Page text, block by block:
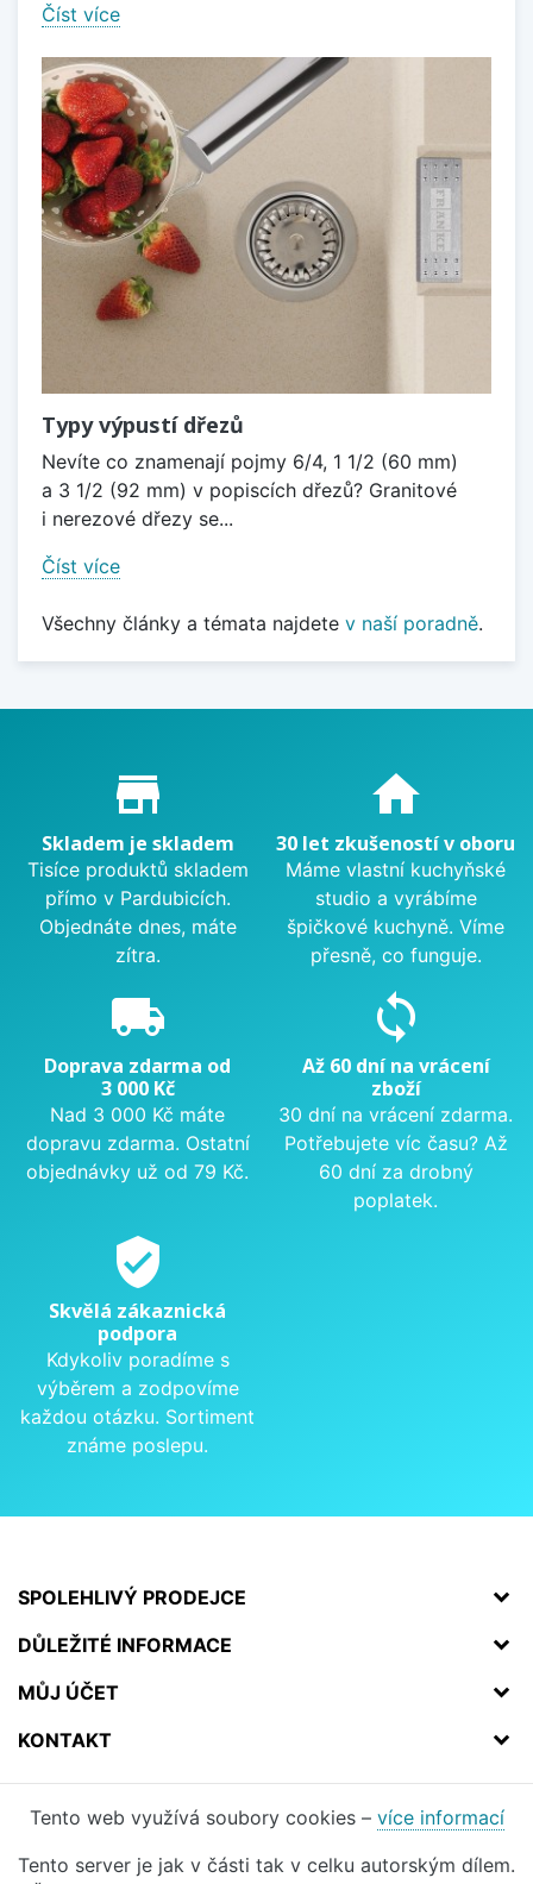
Číst více
Typy výpustí dřezů
Nevíte co znamenají pojmy 6/4, 1 1/2 (60 mm)
a 3 1/2 (92 mm) v popiscích dřezů? Granitové
i nerezové dřezy se...
Číst více
Všechny články a témata najdete v naší poradně.
Proč nakupovat u nás?
store_mall_directory
Skladem je skladem
Tisíce produktů skladem
přímo v Pardubicích.
Objednáte dnes, máte
zítra.
home
30 let zkušeností v oboru
Máme vlastní kuchyňské
studio a vyrábíme
špičkové kuchyně. Víme
přesně, co funguje.
local_shipping
Doprava zdarma od
3 000 Kč
Nad 3 000 Kč máte
dopravu zdarma. Ostatní
objednávky už od 79 Kč.
sync
Až 60 dní na vrácení
zboží
30 dní na vrácení zdarma.
Potřebujete víc času? Až
60 dní za drobný
poplatek.
verified_user
Skvělá zákaznická
podpora
Kdykoliv poradíme s
výběrem a zodpovíme
každou otázku. Sortiment
známe poslepu.
SPOLEHLIVÝ PRODEJCE
DŮLEŽITÉ INFORMACE
MŮJ ÚČET
KONTAKT
Tento web využívá soubory cookies – více informací
Tento server je jak v části tak v celku autorským dílem.